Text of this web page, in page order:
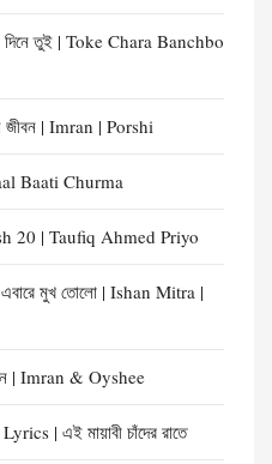
তুই | Toke Chara Banchbo
| Imran | Porshi
Baati Churma
20 | Taufiq Ahmed Priyo
মুখ তোলো | Ishan Mitra |
| Imran & Oyshee
| এই মায়াবী চাঁদের রাতে